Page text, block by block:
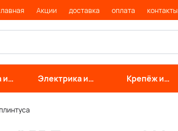
Акции доставка оплата контакты
и
Электрика и
свет
Крепёж и
фурнитура